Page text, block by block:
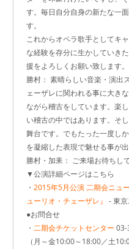
す。毎日自分自身の新たな一
す。
これからオペラ歌手としてキ
な経験を存分に生かしていき
援をよろしくお願い致します。
勝村： 素晴らしい音楽・演出
ェーザレに関われる事に大き
ながら稽古をしています。楽
い稽古の中ではあります。そ
舞台です。でもたった一度し
を凝縮した表現で魅せる事が
勝村・加耒： ご来場お待ちし
▼公演詳細ページはこちら
・ 2015年5月公演 二期会ニュ
ューリオ・チェーザレ』 - 東
●お問合せ
・ 二期会チケットセンター 03-
（月～金10:00～18:00／土